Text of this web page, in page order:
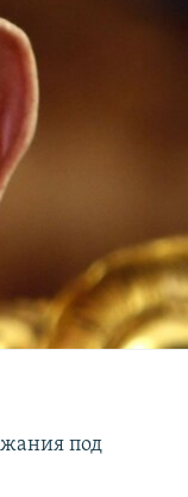
под